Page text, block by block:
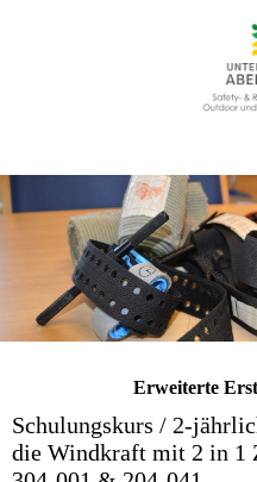
Erweiterte
Schulungskurs / 2-
die Windkraft mit 2 in 1